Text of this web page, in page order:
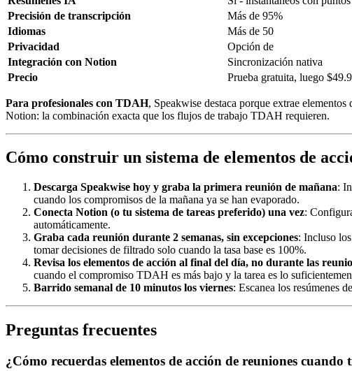
Precisión de transcripción
Más de 95%
Idiomas
Más de 50
Privacidad
Opción de
Integración con Notion
Sincronización nativa
Precio
Prueba gratuita, luego
Para profesionales con TDAH, Speakwise destaca porque extrae
Notion: la combinación exacta que los flujos de trabajo TDAH requieren.
Cómo construir un sistema de elementos de
Descarga Speakwise hoy y graba la primera reunión de mañana:
cuando los compromisos de la mañana ya se han evaporado.
Conecta Notion (o tu sistema de tareas preferido) una vez:
automáticamente.
Graba cada reunión durante 2 semanas, sin excepciones: Incluso
tomar decisiones de filtrado solo cuando la tasa base es 100%.
Revisa los elementos de acción al final del día, no durante las
cuando el compromiso TDAH es más bajo y la tarea es lo
Barrido semanal de 10 minutos los viernes: Escanea los resúmenes
Preguntas frecuentes
¿Cómo recuerdas elementos de acción de reuniones cuando